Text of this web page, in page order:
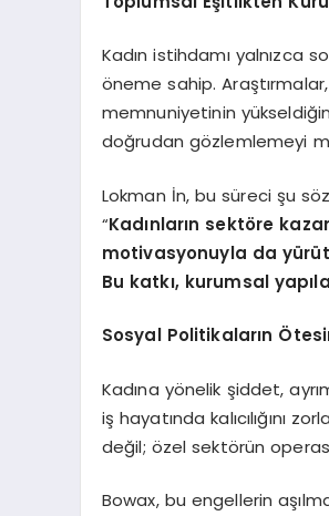
Kadın istihdamı yalnızca
öneme sahip.
memnuniyetinin
doğrudan gözlemlemeyi
Lokman İn, bu süreci şu
“Kadınların sektöre
motivasyonuyla da
Bu katkı, kurumsal
Sosyal Politikaların
Kadına yönelik şiddet,
iş hayatında kalıcılığını
değil; özel sektörün
Bowax, bu engellerin